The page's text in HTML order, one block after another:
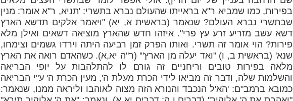
בפירות, כמו שמביא ר"א בראייתו שהעולם נברא בתשרי: 'תניא, ר"א אומר: מנין
שבתשרי נברא העולם? שנאמר (בראשית א, יא) "ויאמר אלקים תדשא הארץ
דשא עשב מזריע זרע עץ פרי". איזהו חדש שהארץ מוציאה דשאים ואילן מלא
פירות? הוי אומר זה תשרי. ואותו הפרק זמן רביעה היתה וירדו גשמים וצימחו,
שנא' (בראשית ב, ו) "ואד יעלה מן הארץ"' (ר"ה יא,א). כשהאדם רואה את הארץ
מלאה בפירות טובים וריחניים זה גורם לו להתלהבות על יופי הבריאה
והשלמות שלה, ודבר זה מביאו לידי הכרת מעלת ה', מעין הכרת ה' ע"י הבריאה
כמובא ברמב"ם: 'הא'ל הנכבד והנורא הזה מצוה לאוהבו וליראה ממנו, שנאמר: